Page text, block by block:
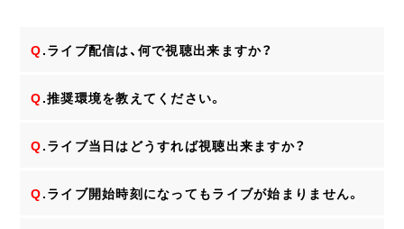
Q.ライブ配信は、何で視聴出来ますか？
Q.推奨環境を教えてください。
Q.ライブ当日はどうすれば視聴出来ますか？
Q.ライブ開始時刻になってもライブが始まりません。